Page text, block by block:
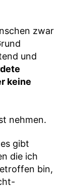
zwar
und
keine
nehmen.
gibt
die ich
bin,